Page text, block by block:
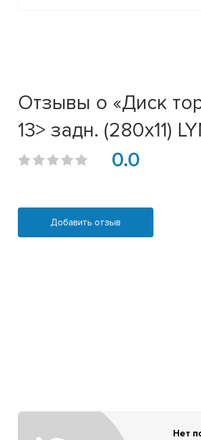
Отзывы о «Диск
13> задн. (280x11)
0.0
Добавить отзыв
Нет